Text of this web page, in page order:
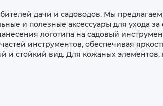
дачи и садоводов. Мы
и полезные аксессуары для ухода
логотипа на садовый
инструментов, обеспечивая
и стойкий вид. Для кожаных